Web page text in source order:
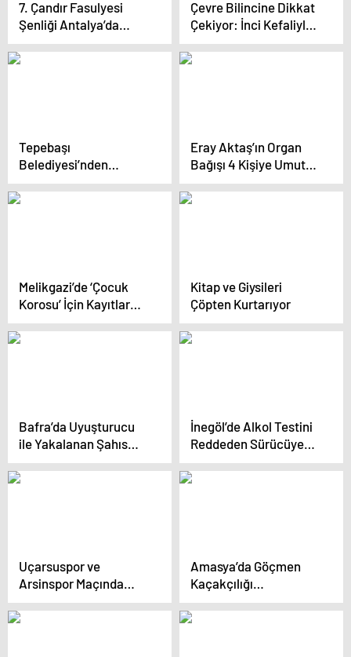
7. Çandır Fasulyesi
Şenliği Antalya’da
Coşkuyla Gerçekleşti
Çevre Bilincine Dikkat
Çekiyor: İnci Kefaliyle
Sanat Eserleri Yapıyor
Tepebaşı
Belediyesi’nden
Sömestir Hediyesi:
‘Moana 2’ Sinema
Eray Aktaş’ın Organ
Bağışı 4 Kişiye Umut
Oldu
Melikgazi’de ‘Çocuk
Korosu’ İçin Kayıtlar
Başladı
Kitap ve Giysileri
Çöpten Kurtarıyor
Bafra’da Uyuşturucu
ile Yakalanan Şahıs
Tutuklandı
İnegöl’de Alkol Testini
Reddeden Sürücüye
Ceza
Uçarsuspor ve
Arsinspor Maçında
Kavga
Amasya’da Göçmen
Kaçakçılığı
Operasyonu